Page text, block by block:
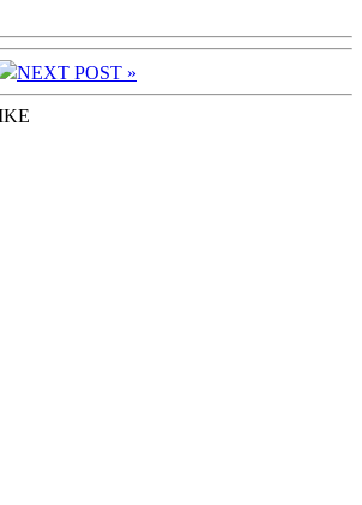
NEXT POST »